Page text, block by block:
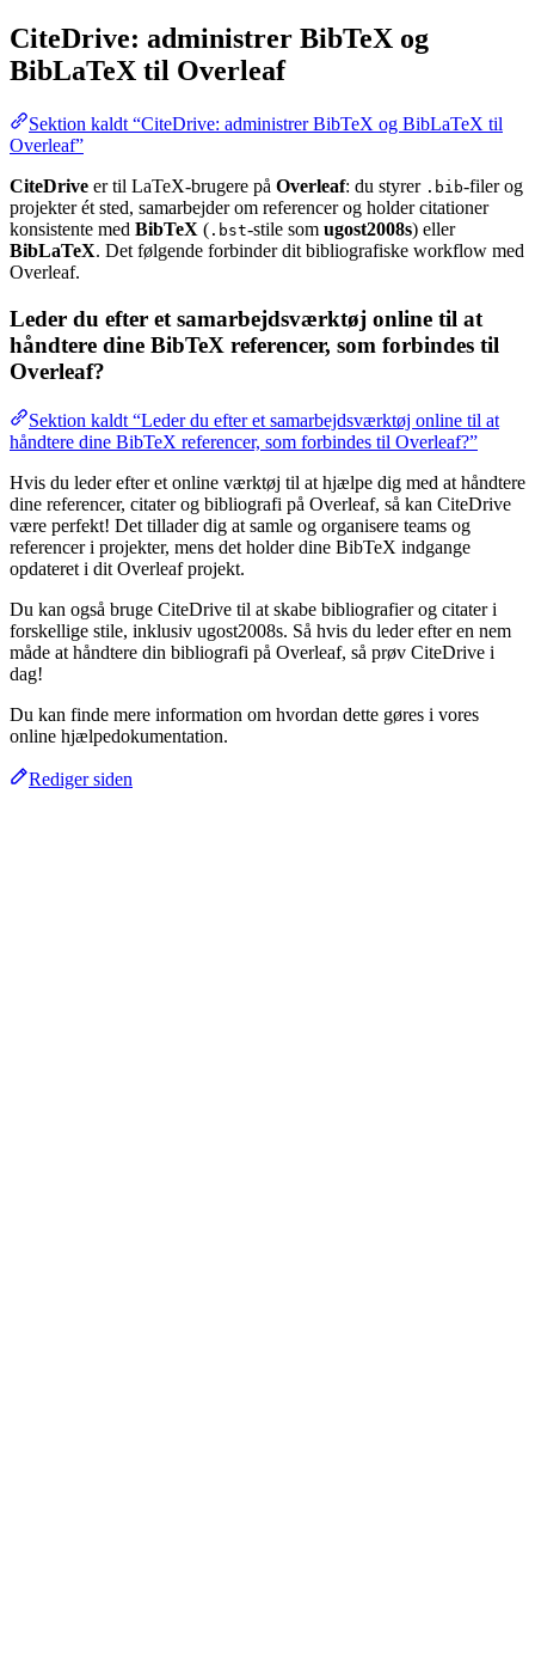
CiteDrive: administrer BibTeX og
BibLaTeX til Overleaf
Sektion kaldt “CiteDrive: administrer BibTeX og BibLaTeX til
Overleaf”
CiteDrive er til LaTeX-brugere på Overleaf: du styrer .bib-filer og
projekter ét sted, samarbejder om referencer og holder citationer
konsistente med BibTeX ( .bst-stile som ugost2008s) eller
BibLaTeX. Det følgende forbinder dit bibliografiske workflow med
Overleaf.
Leder du efter et samarbejdsværktøj online til at
håndtere dine BibTeX referencer, som forbindes til
Overleaf?
Sektion kaldt “Leder du efter et samarbejdsværktøj online til at
håndtere dine BibTeX referencer, som forbindes til Overleaf?”
Hvis du leder efter et online værktøj til at hjælpe dig med at håndtere
dine referencer, citater og bibliografi på Overleaf, så kan CiteDrive
være perfekt! Det tillader dig at samle og organisere teams og
referencer i projekter, mens det holder dine BibTeX indgange
opdateret i dit Overleaf projekt.
Du kan også bruge CiteDrive til at skabe bibliografier og citater i
forskellige stile, inklusiv ugost2008s. Så hvis du leder efter en nem
måde at håndtere din bibliografi på Overleaf, så prøv CiteDrive i
dag!
Du kan finde mere information om hvordan dette gøres i vores
online hjælpedokumentation.
Rediger siden